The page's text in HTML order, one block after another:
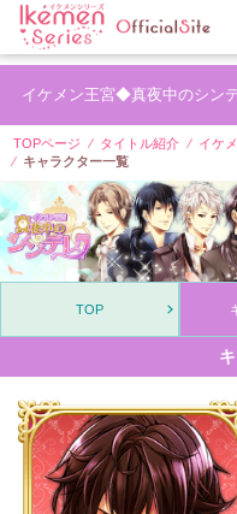
イケメン王宮◆真夜中のシン
TOPページ タイトル紹介
イケ
キャラクター一覧
TOP